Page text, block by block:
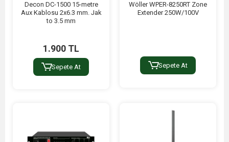
Decon DC-1500 15-metre
Aux Kablosu 2x6.3 mm. Jak
to 3.5 mm
1.900 TL
Sepete At
Wöller WPER-8250RT Zone
Extender 250W/100V
Sepete At